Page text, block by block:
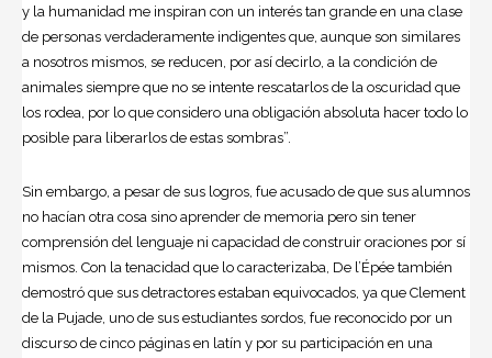
y la humanidad me inspiran con un interés tan grande en una clase
de personas verdaderamente indigentes que, aunque son similares
a nosotros mismos, se reducen, por así decirlo, a la condición de
animales siempre que no se intente rescatarlos de la oscuridad que
los rodea, por lo que considero una obligación absoluta hacer todo lo
posible para liberarlos de estas sombras”.
Sin embargo, a pesar de sus logros, fue acusado de que sus alumnos
no hacían otra cosa sino aprender de memoria pero sin tener
comprensión del lenguaje ni capacidad de construir oraciones por sí
mismos. Con la tenacidad que lo caracterizaba, De l’Épée también
demostró que sus detractores estaban equivocados, ya que Clement
de la Pujade, uno de sus estudiantes sordos, fue reconocido por un
discurso de cinco páginas en latín y por su participación en una